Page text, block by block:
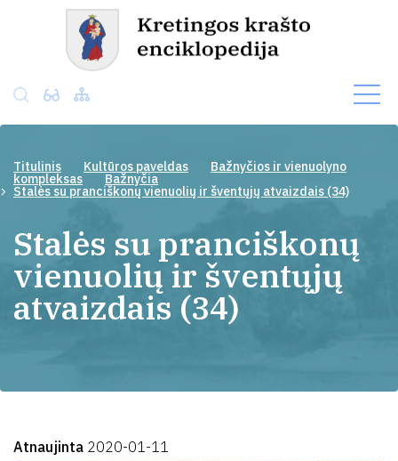
Titulinis Kultūros paveldas Bažnyčios ir vienuolyno
kompleksas Bažnyčia
Stalės su pranciškonų vienuolių ir šventųjų atvaizdais (34)
Stalės su pranciškonų
vienuolių ir šventųjų
atvaizdais (34)
Atnaujinta 2020-01-11